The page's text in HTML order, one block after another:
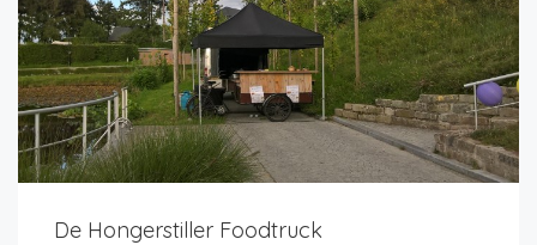
De Hongerstiller Foodtruck